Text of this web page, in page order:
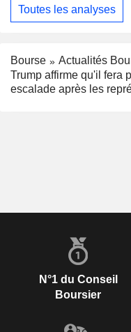
Toutes les analyses
Bourse
Actualités
Trump affirme qu'il fera
escalade après les
N°1 du Conseil
Boursier